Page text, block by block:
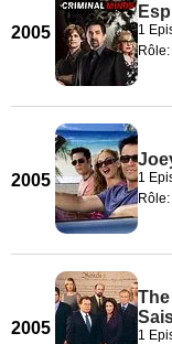
2005 1
2005 1
2005 1